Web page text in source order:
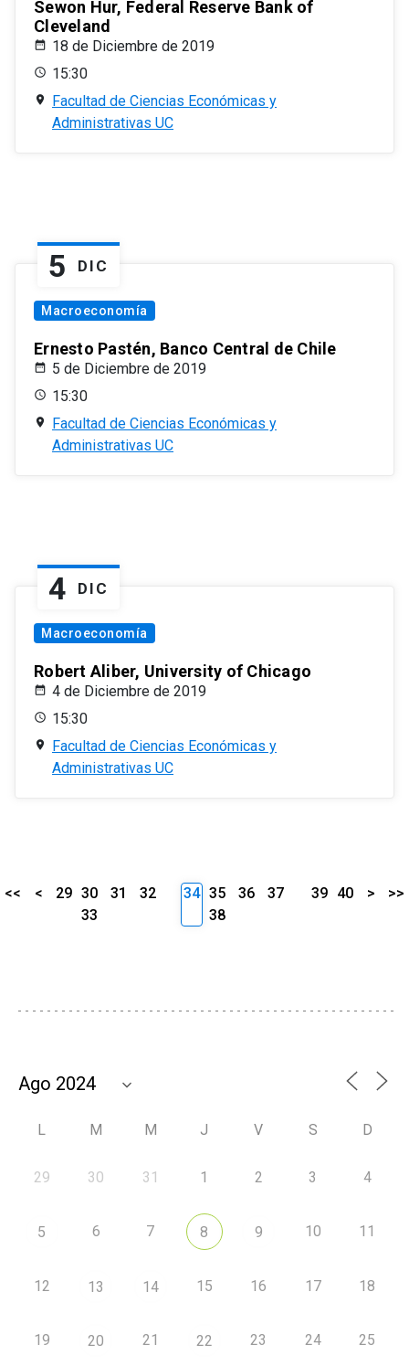
Sewon Hur, Federal Reserve Bank of
Cleveland
18 de Diciembre de 2019
15:30
Facultad de Ciencias Económicas y
Administrativas UC
5 DIC
Macroeconomía
Ernesto Pastén, Banco Central de Chile
5 de Diciembre de 2019
15:30
Facultad de Ciencias Económicas y
Administrativas UC
4 DIC
Macroeconomía
Robert Aliber, University of Chicago
4 de Diciembre de 2019
15:30
Facultad de Ciencias Económicas y
Administrativas UC
<< < 29 30 31
32
33
34 35 36
37
38
39 40 > >>
L M M J V S D
29 30 31 1 2 3 4
5 6 7 8 9 10 11
12 13 14 15 16 17 18
19 20 21 22 23 24 25